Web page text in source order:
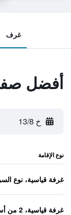
غرف
أفضل
خ 13/8
نوع الإقامة
غرفة قياسية، نوع
غرفة قياسية، 2 من أسرّة التوأم